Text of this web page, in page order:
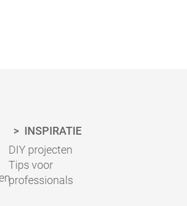
INSPIRATIE
DIY projecten
Tips voor
professionals